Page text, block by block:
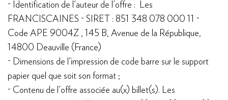
- Identification de l'auteur de l'offre : Les
FRANCISCAINES - SIRET : 851 348 078 000 11 -
Code APE 9004Z , 145 B, Avenue de la République,
14800 Deauville (France)
- Dimensions de l'impression de code barre sur le support
papier quel que soit son format ;
- Contenu de l'offre associée au(x) billet(s). Les